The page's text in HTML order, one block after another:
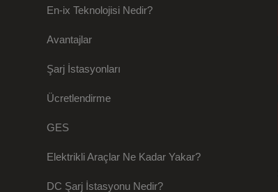
En-ix Teknolojisi Nedir?
Avantajlar
Şarj İstasyonları
Ücretlendirme
GES
Elektrikli Araçlar Ne Kadar Yakar?
DC Şarj İstasyonu Nedir?